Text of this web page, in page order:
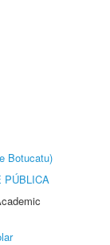
Botucatu)
PÚBLICA